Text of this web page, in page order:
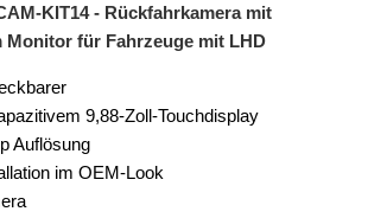
KIT14 - Rückfahrkamera mit
Monitor für Fahrzeuge mit LHD
9,88-Zoll-Touchdisplay
Auflösung
im OEM-Look